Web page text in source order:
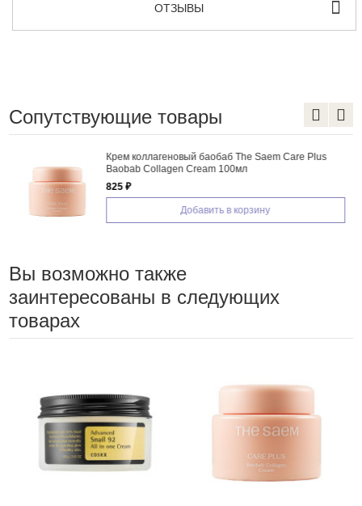
ОТЗЫВЫ
Сопутствующие товары
Крем коллагеновый баобаб The Saem Care Plus
Baobab Collagen Cream 100мл
825 ₽
Добавить в корзину
Вы возможно также
заинтересованы в следующих
товарах